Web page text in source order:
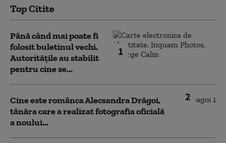
Top Citite
1
Până când mai poate fi
folosit buletinul vechi.
Autoritățile au stabilit
pentru cine se...
2
Cine este românca Alecsandra Drăgoi,
tânăra care a realizat fotografia oficială
a noului...